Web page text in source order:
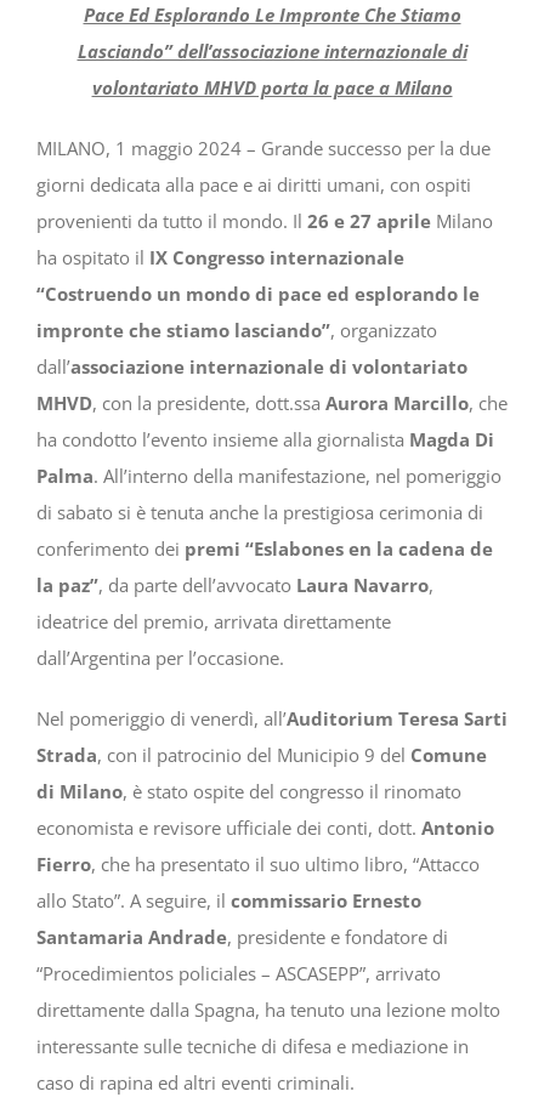
Pace Ed Esplorando Le Impronte Che Stiamo
Lasciando” dell’associazione internazionale di
volontariato MHVD porta la pace a Milano
MILANO, 1 maggio 2024 – Grande successo per la due
giorni dedicata alla pace e ai diritti umani, con ospiti
provenienti da tutto il mondo. Il 26 e 27 aprile Milano
ha ospitato il IX Congresso internazionale
“Costruendo un mondo di pace ed esplorando le
impronte che stiamo lasciando”, organizzato
dall’associazione internazionale di volontariato
MHVD, con la presidente, dott.ssa Aurora Marcillo, che
ha condotto l’evento insieme alla giornalista Magda Di
Palma. All’interno della manifestazione, nel pomeriggio
di sabato si è tenuta anche la prestigiosa cerimonia di
conferimento dei premi “Eslabones en la cadena de
la paz”, da parte dell’avvocato Laura Navarro,
ideatrice del premio, arrivata direttamente
dall’Argentina per l’occasione.
Nel pomeriggio di venerdì, all’Auditorium Teresa Sarti
Strada, con il patrocinio del Municipio 9 del Comune
di Milano, è stato ospite del congresso il rinomato
economista e revisore ufficiale dei conti, dott. Antonio
Fierro, che ha presentato il suo ultimo libro, “Attacco
allo Stato”. A seguire, il commissario Ernesto
Santamaria Andrade, presidente e fondatore di
“Procedimientos policiales – ASCASEPP”, arrivato
direttamente dalla Spagna, ha tenuto una lezione molto
interessante sulle tecniche di difesa e mediazione in
caso di rapina ed altri eventi criminali.